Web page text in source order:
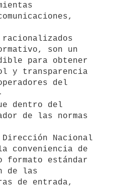
son un
para obtener
y transparencia
del
dentro del
de las normas
Nacional
conveniencia de
formato estándar
de las
de entrada,